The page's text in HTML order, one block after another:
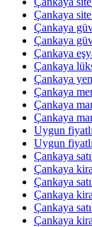
Çankaya
Çankaya
Çankaya
Çankaya
Çankaya
Çankaya
Çankaya
Çankaya
Çankaya
Uygun
Uygun
Çankaya
Çankaya
Çankaya
Çankaya
Çankaya
Çankaya